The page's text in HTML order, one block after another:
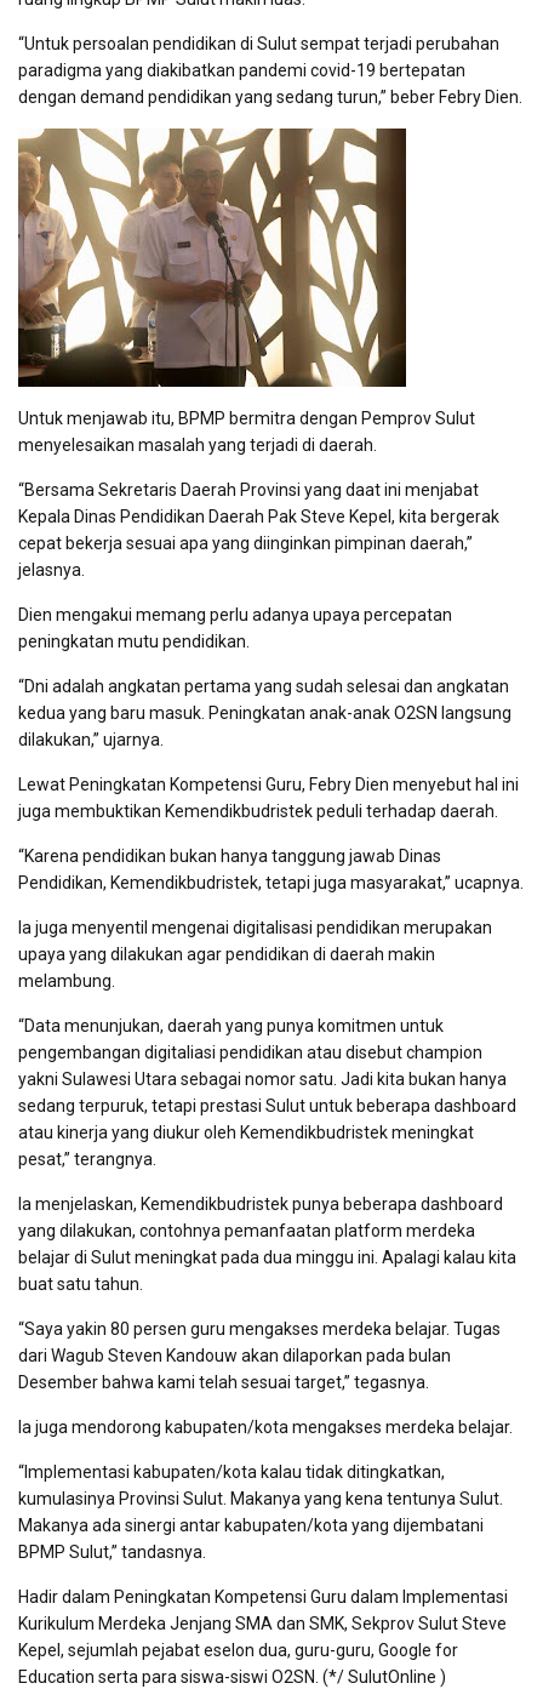
“Untuk persoalan pendidikan di Sulut sempat terjadi perubahan
paradigma yang diakibatkan pandemi covid-19 bertepatan
dengan demand pendidikan yang sedang turun,” beber Febry Dien.
Untuk menjawab itu, BPMP bermitra dengan Pemprov Sulut
menyelesaikan masalah yang terjadi di daerah.
“Bersama Sekretaris Daerah Provinsi yang daat ini menjabat
Kepala Dinas Pendidikan Daerah Pak Steve Kepel, kita bergerak
cepat bekerja sesuai apa yang diinginkan pimpinan daerah,”
jelasnya.
Dien mengakui memang perlu adanya upaya percepatan
peningkatan mutu pendidikan.
“Dni adalah angkatan pertama yang sudah selesai dan angkatan
kedua yang baru masuk. Peningkatan anak-anak O2SN langsung
dilakukan,” ujarnya.
Lewat Peningkatan Kompetensi Guru, Febry Dien menyebut hal ini
juga membuktikan Kemendikbudristek peduli terhadap daerah.
“Karena pendidikan bukan hanya tanggung jawab Dinas
Pendidikan, Kemendikbudristek, tetapi juga masyarakat,” ucapnya.
Ia juga menyentil mengenai digitalisasi pendidikan merupakan
upaya yang dilakukan agar pendidikan di daerah makin
melambung.
“Data menunjukan, daerah yang punya komitmen untuk
pengembangan digitaliasi pendidikan atau disebut champion
yakni Sulawesi Utara sebagai nomor satu. Jadi kita bukan hanya
sedang terpuruk, tetapi prestasi Sulut untuk beberapa dashboard
atau kinerja yang diukur oleh Kemendikbudristek meningkat
pesat,” terangnya.
Ia menjelaskan, Kemendikbudristek punya beberapa dashboard
yang dilakukan, contohnya pemanfaatan platform merdeka
belajar di Sulut meningkat pada dua minggu ini. Apalagi kalau kita
buat satu tahun.
“Saya yakin 80 persen guru mengakses merdeka belajar. Tugas
dari Wagub Steven Kandouw akan dilaporkan pada bulan
Desember bahwa kami telah sesuai target,” tegasnya.
Ia juga mendorong kabupaten/kota mengakses merdeka belajar.
“Implementasi kabupaten/kota kalau tidak ditingkatkan,
kumulasinya Provinsi Sulut. Makanya yang kena tentunya Sulut.
Makanya ada sinergi antar kabupaten/kota yang dijembatani
BPMP Sulut,” tandasnya.
Hadir dalam Peningkatan Kompetensi Guru dalam Implementasi
Kurikulum Merdeka Jenjang SMA dan SMK, Sekprov Sulut Steve
Kepel, sejumlah pejabat eselon dua, guru-guru, Google for
Education serta para siswa-siswi O2SN. (*/ SulutOnline )